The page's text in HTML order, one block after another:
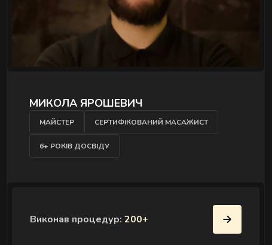
МИКОЛА ЯРОШЕВИЧ
МАЙСТЕР СЕРТИФІКОВАНИЙ МАСАЖИСТ
6+ РОКІВ ДОСВІДУ
Виконав процедур:200+